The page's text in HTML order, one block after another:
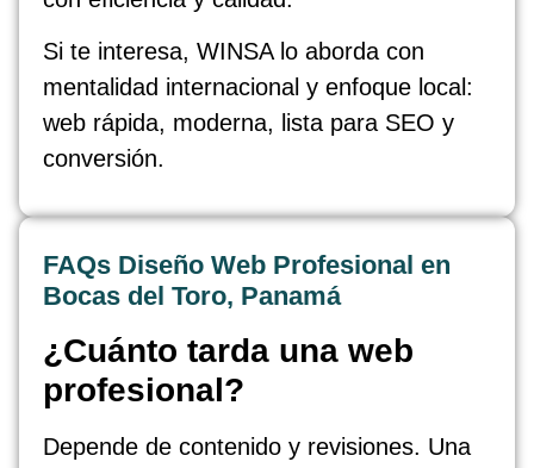
Si te interesa, WINSA lo aborda con
mentalidad internacional y enfoque local:
web rápida, moderna, lista para SEO y
conversión.
FAQs Diseño Web Profesional en
Bocas del Toro, Panamá
¿Cuánto tarda una web
profesional?
Depende de contenido y revisiones. Una